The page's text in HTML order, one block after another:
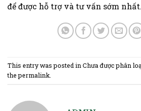
để được hỗ trợ và tư vấn sớm nhất.
This entry was posted inChưa được phân
thepermalink.